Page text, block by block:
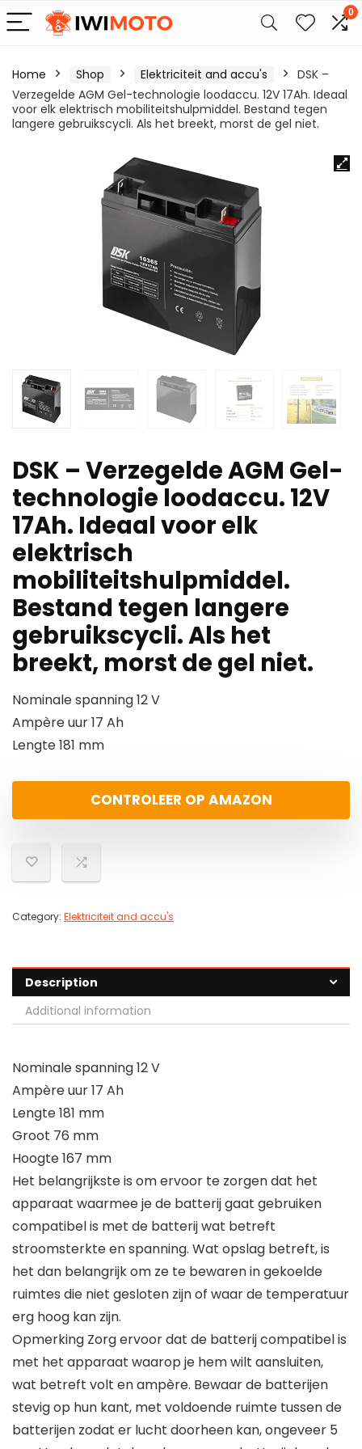
0
Home Shop Elektriciteit and accu's
DSK –
Verzegelde AGM Gel-technologie loodaccu. 12V 17Ah. Ideaal
voor elk elektrisch mobiliteitshulpmiddel. Bestand tegen
langere gebruikscycli. Als het breekt, morst de gel niet.
DSK – Verzegelde AGM Gel-
technologie loodaccu. 12V
17Ah. Ideaal voor elk
elektrisch
mobiliteitshulpmiddel.
Bestand tegen langere
gebruikscycli. Als het
breekt, morst de gel niet.
Nominale spanning 12 V
Ampère uur 17 Ah
Lengte 181 mm
CONTROLEER OP AMAZON
Category: Elektriciteit and accu's
Description
Additional information
Nominale spanning 12 V
Ampère uur 17 Ah
Lengte 181 mm
Groot 76 mm
Hoogte 167 mm
Het belangrijkste is om ervoor te zorgen dat het
apparaat waarmee je de batterij gaat gebruiken
compatibel is met de batterij wat betreft
stroomsterkte en spanning. Wat opslag betreft, is
het dan belangrijk om ze te bewaren in gekoelde
ruimtes die niet gesloten zijn of waar de temperatuur
erg hoog kan zijn.
Opmerking Zorg ervoor dat de batterij compatibel is
met het apparaat waarop je hem wilt aansluiten,
wat betreft volt en ampère. Bewaar de batterijen
stevig op hun kant, met voldoende ruimte tussen de
batterijen zodat er lucht doorheen kan, ongeveer 5